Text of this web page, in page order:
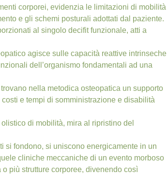
corporei, evidenzia le limitazioni di mobilità
e gli schemi posturali adottati dal paziente.
al singolo decifit funzionale, atti a
agisce sulle capacità reattive intrinseche
dell’organismo fondamentali ad una
nella metodica osteopatica un supporto
e tempi di somministrazione e disabilità
di mobilità, mira al ripristino del
si fondono, si uniscono energicamente in un
cliniche meccaniche di un evento morboso
più strutture corporee, divenendo così